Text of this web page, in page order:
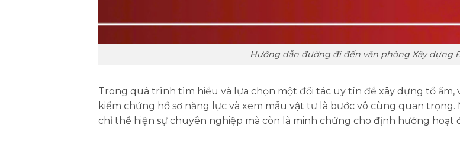
Hướng dẫn đường đi đến văn phòng Xây dựng
Trong quá trình tìm hiểu và lựa chọn một đối tác uy tín để xây dựng tổ ấm,
kiểm chứng hồ sơ năng lực và xem mẫu vật tư là bước vô cùng quan
chỉ thể hiện sự chuyên nghiệp mà còn là minh chứng cho định hướng hoạt